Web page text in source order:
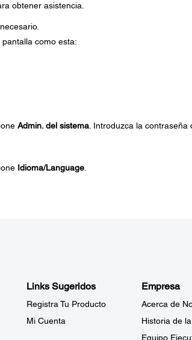
obtener asistencia.
como esta:
Admin. del sistema. Introduzca la contraseña
Idioma/Language.
Links Sugeridos
Registra Tu Producto
Mi Cuenta
Empresa
Acerca de
Historia de
Equipo